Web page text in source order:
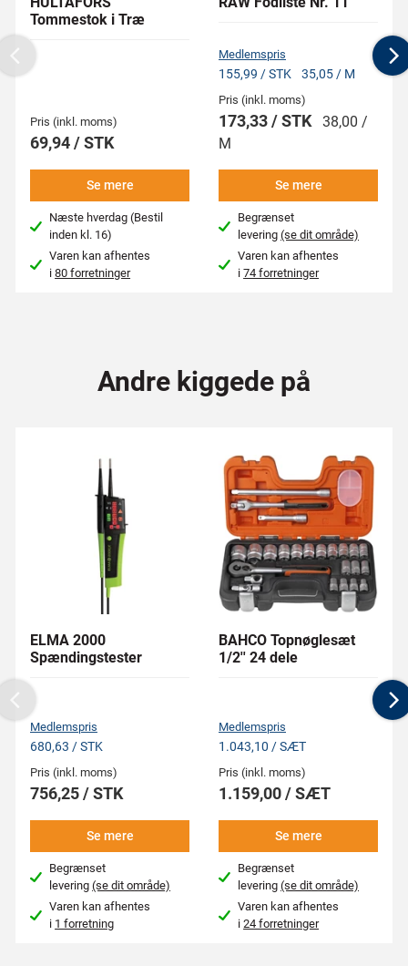
Tommestok i Træ
Pris (inkl. moms)
69,94 / STK
Se mere
Næste hverdag (Bestil
inden kl. 16)
Varen kan afhentes
i80 forretninger
Medlemspris
155,99 / STK 35,05 / M
Pris (inkl. moms)
173,33 / STK 38,00 /
M
Se mere
Begrænset
levering(se dit område)
Varen kan afhentes
i74 forretninger
Previous
Andre kiggede på
ELMA 2000
Spændingstester
Medlemspris
680,63 / STK
Pris (inkl. moms)
756,25 / STK
Se mere
Begrænset
levering(se dit område)
Varen kan afhentes
i 1 forretning
BAHCO Topnøglesæt
1/2'' 24 dele
Medlemspris
1.043,10 / SÆT
Pris (inkl. moms)
1.159,00 / SÆT
Se mere
Begrænset
levering(se dit område)
Varen kan afhentes
i24 forretninger
Previous